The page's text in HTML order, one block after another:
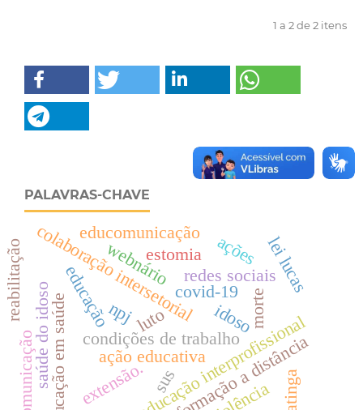
1 a 2 de 2 itens
PALAVRAS-CHAVE
condições de trabalho
colaboração intersetorial
educação interprofissional
educação em saúde
covid-19
formação a distância
idoso
ação educativa
redes sociais
educação morte
luto
npj
saúde do idoso
lei lucas
webnário
comunicação
educomunicação
extensão.
ações
sus
estomia
reabilitação